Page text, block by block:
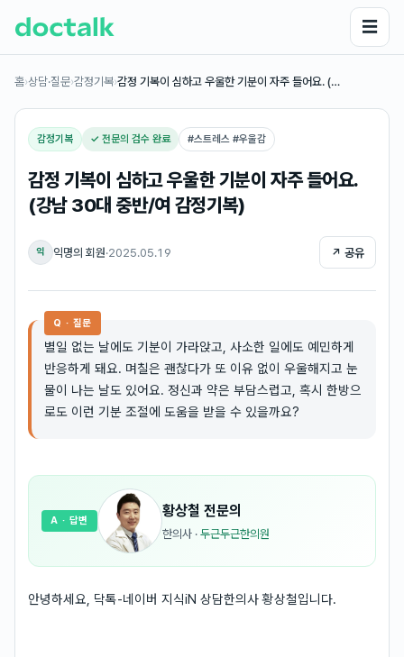
☰
홈›상담·질문›감정기복›감정 기복이 심하고 우울한 기분이 자주 들어요. (…
감정기복 ✓ 전문의 검수 완료 #스트레스 #우울감
감정 기복이 심하고 우울한 기분이 자주 들어요.
(강남 30대 중반/여 감정기복)
익 익명의 회원·2025.05.19 ↗ 공유
Q · 질문
별일 없는 날에도 기분이 가라앉고, 사소한 일에도 예민하게
반응하게 돼요. 며칠은 괜찮다가 또 이유 없이 우울해지고 눈
물이 나는 날도 있어요. 정신과 약은 부담스럽고, 혹시 한방으
로도 이런 기분 조절에 도움을 받을 수 있을까요?
황상철 전문의
한의사 · 두근두근한의원
A · 답변
안녕하세요, 닥톡-네이버 지식iN 상담한의사 황상철입니다.